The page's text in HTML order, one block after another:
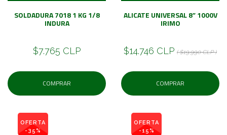
SOLDADURA 7018 1 KG 1/8
INDURA
$7.765 CLP
COMPRAR
ALICATE UNIVERSAL 8” 1000V
IRIMO
$14.746 CLP ( $19.990 CLP )
COMPRAR
OFERTA
-35%
OFERTA
-15%